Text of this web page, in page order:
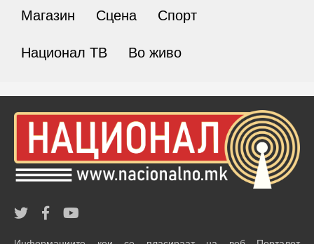
Магазин Сцена Спорт
Национал ТВ Во живо